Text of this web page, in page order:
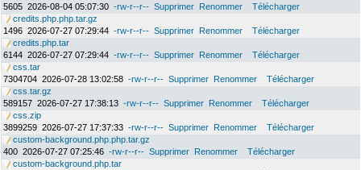
5605 2026-08-04 05:07:30 -rw-r--r-- Supprimer Renommer
Télécharger
credits.php.php.tar.gz
1496 2026-07-27 07:29:44 -rw-r--r-- Supprimer Renommer
Télécharger
credits.php.tar
6144 2026-07-27 07:29:44 -rw-r--r-- Supprimer Renommer
Télécharger
css.tar
7304704 2026-07-28 13:02:58 -rw-r--r-- Supprimer Renommer
Télécharger
css.tar.gz
589157 2026-07-27 17:38:13 -rw-r--r-- Supprimer Renommer
Télécharger
css.zip
3899259 2026-07-27 17:37:33 -rw-r--r-- Supprimer Renommer
Télécharger
custom-background.php.php.tar.gz
400 2026-07-27 07:25:46 -rw-r--r-- Supprimer Renommer
Télécharger
custom-background.php.tar